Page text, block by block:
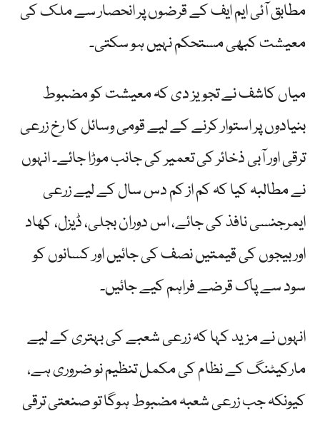
مطابق آئی ایم ایف کے قرضوں پر انحصار سے ملک کی
معیشت کبھی مستحکم نہیں ہو سکتی۔
میاں کاشف نے تجویز دی کہ معیشت کو مضبوط
بنیادوں پر استوار کرنے کے لیے قومی وسائل کا رخ زرعی
ترقی اور آبی ذخائر کی تعمیر کی جانب موڑا جائے۔ انہوں
نے مطالبہ کیا کہ کم از کم دس سال کے لیے زرعی
ایمرجنسی نافذ کی جائے، اس دوران بجلی، ڈیزل، کھاد
اور بیجوں کی قیمتیں نصف کی جائیں اور کسانوں کو
سود سے پاک قرضے فراہم کیے جائیں۔
انہوں نے مزید کہا کہ زرعی شعبے کی بہتری کے لیے
مارکیٹنگ کے نظام کی مکمل تنظیم نو ضروری ہے،
کیونکہ جب زرعی شعبہ مضبوط ہوگا تو صنعتی ترقی